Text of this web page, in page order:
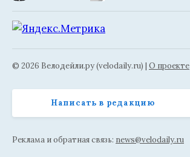
© 2026 Велодейли.ру (velodaily.ru) | О проекте
Написать в редакцию
Реклама и обратная связь: news@velodaily.ru